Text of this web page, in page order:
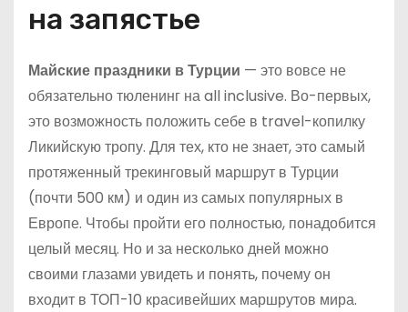
на запястье
Майские праздники в Турции — это вовсе не
обязательно тюленинг на all inclusive. Во-первых,
это возможность положить себе в travel-копилку
Ликийскую тропу. Для тех, кто не знает, это самый
протяженный трекинговый маршрут в Турции
(почти 500 км) и один из самых популярных в
Европе. Чтобы пройти его полностью, понадобится
целый месяц. Но и за несколько дней можно
своими глазами увидеть и понять, почему он
входит в ТОП-10 красивейших маршрутов мира.